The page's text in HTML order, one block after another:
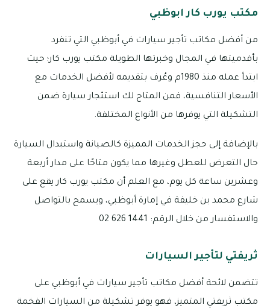
مكتب يورب كار ابوظبي
من أفضل مكاتب تأجير سيارات في أبوظبي التي تنفرد
بأقدميتها في المجال وخبرتها الطويلة مكتب يورب كار؛ حيث
ابتدأ عمله منذ 1980م وعُرف بتقديمه لأفضل الخدمات مع
الأسعار التنافسية، فمن المتاح لك استئجار سيارة ضمن
التشكيلة التي يوفرها من الأنواع المختلفة.
بالإضافة إلى حجز الخدمات المميزة كالصيانة واستبدال السيارة
حال التعرض للعطل وغيرها مما يكون متاحًا على مدار أربعة
وعشرين ساعة كل يوم، مع العلم أن مكتب يورب كار يقع على
شارع محمد بن خليفة في إمارة أبوظبي، ويسمح بالتواصل
والاستفسار من خلال الرقم: 1441 626 02
ثريفتي لتأجير السيارات
تتضمن لائحة أفضل مكاتب تأجير سيارات في أبوظبي على
مكتب ثريفتي المتميز، فهو يوفر تشكيلة من السيارات الفخمة